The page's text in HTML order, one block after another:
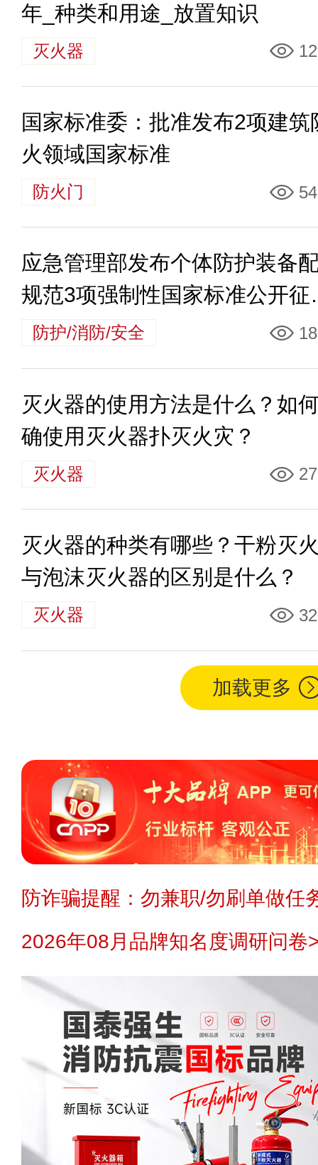
年_种类和用途_放置知识
灭火器
国家标准委：批准发布2项建筑
火领域国家标准
防火门
应急管理部发布个体防护装备
规范3项强制性国家标准公开征
意见情况
防护/消防/安全
灭火器的使用方法是什么？如
确使用灭火器扑灭火灾？
灭火器
灭火器的种类有哪些？干粉灭
与泡沫灭火器的区别是什么？
灭火器
加载更多
防诈骗提醒：勿兼职/勿刷单做任
2026年08月品牌知名度调研问卷